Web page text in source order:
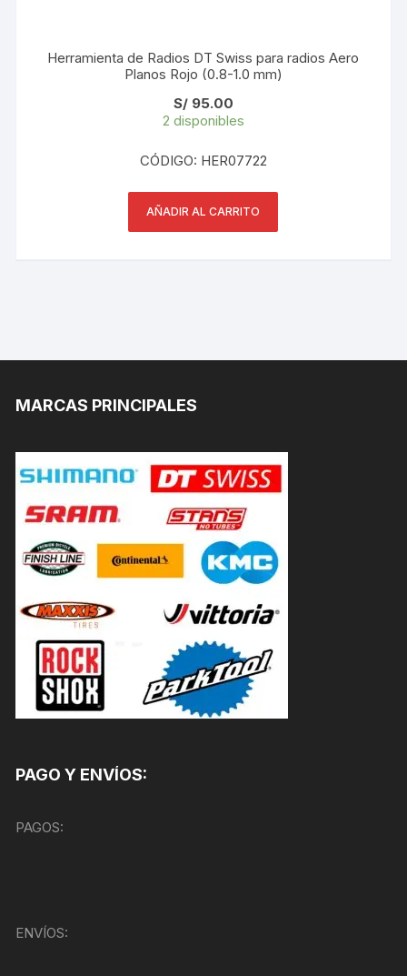
Herramienta de Radios DT Swiss para radios Aero
Planos Rojo (0.8-1.0 mm)
S/95.00
2 disponibles
CÓDIGO: HER07722
AÑADIR AL CARRITO
MARCAS PRINCIPALES
PAGO Y ENVÍOS:
PAGOS:
ENVÍOS: